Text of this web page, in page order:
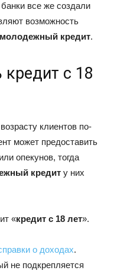
все же создали
возможность
молодежный кредит.
с 18
клиентов по-
может предоставить
опекунов, тогда
кредит у них
«кредит с 18 лет».
о доходах.
не подкрепляется